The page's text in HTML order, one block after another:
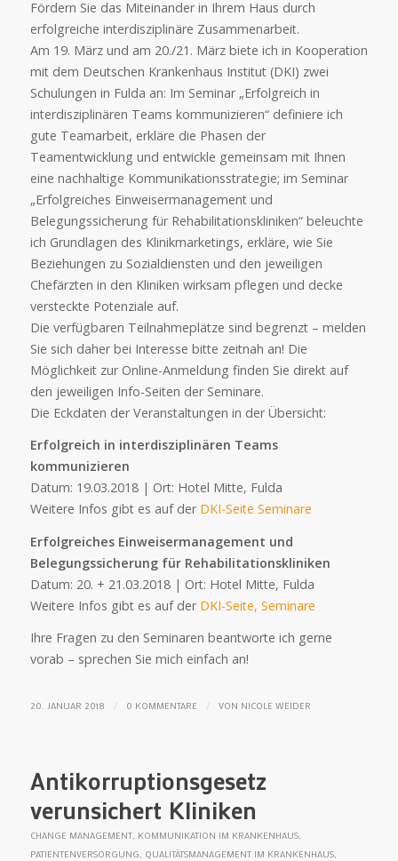
Fördern Sie das Miteinander in Ihrem Haus durch
erfolgreiche interdisziplinäre Zusammenarbeit.
Am 19. März und am 20./21. März biete ich in Kooperation
mit dem Deutschen Krankenhaus Institut (DKI) zwei
Schulungen in Fulda an: Im Seminar „Erfolgreich in
interdisziplinären Teams kommunizieren“ definiere ich
gute Teamarbeit, erkläre die Phasen der
Teamentwicklung und entwickle gemeinsam mit Ihnen
eine nachhaltige Kommunikationsstrategie; im Seminar
„Erfolgreiches Einweisermanagement und
Belegungssicherung für Rehabilitationskliniken“ beleuchte
ich Grundlagen des Klinikmarketings, erkläre, wie Sie
Beziehungen zu Sozialdiensten und den jeweiligen
Chefärzten in den Kliniken wirksam pflegen und decke
versteckte Potenziale auf.
Die verfügbaren Teilnahmeplätze sind begrenzt – melden
Sie sich daher bei Interesse bitte zeitnah an! Die
Möglichkeit zur Online-Anmeldung finden Sie direkt auf
den jeweiligen Info-Seiten der Seminare.
Die Eckdaten der Veranstaltungen in der Übersicht:
Erfolgreich in interdisziplinären Teams
kommunizieren
Datum: 19.03.2018 | Ort: Hotel Mitte, Fulda
Weitere Infos gibt es auf der DKI-Seite Seminare
Erfolgreiches Einweisermanagement und
Belegungssicherung für Rehabilitationskliniken
Datum: 20. + 21.03.2018 | Ort: Hotel Mitte, Fulda
Weitere Infos gibt es auf der DKI-Seite, Seminare
Ihre Fragen zu den Seminaren beantworte ich gerne
vorab – sprechen Sie mich einfach an!
20. JANUAR 2018 / 0 KOMMENTARE / VON NICOLE WEIDER
Antikorruptionsgesetz
verunsichert Kliniken
CHANGE MANAGEMENT, KOMMUNIKATION IM KRANKENHAUS,
PATIENTENVERSORGUNG, QUALITÄTSMANAGEMENT IM KRANKENHAUS,